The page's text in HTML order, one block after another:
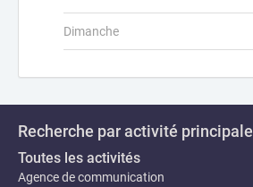
Dimanche
Recherche par activité principale
Toutes les activités
Agence de communication